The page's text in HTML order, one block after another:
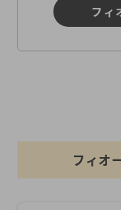
フィ
フィオ